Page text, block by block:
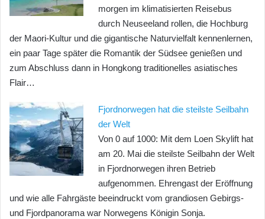
morgen im klimatisierten Reisebus
durch Neuseeland rollen, die Hochburg
der Maori-Kultur und die gigantische Naturvielfalt kennenlernen,
ein paar Tage später die Romantik der Südsee genießen und
zum Abschluss dann in Hongkong traditionelles asiatisches
Flair…
Fjordnorwegen hat die steilste Seilbahn
der Welt
Von 0 auf 1000: Mit dem Loen Skylift hat
am 20. Mai die steilste Seilbahn der Welt
in Fjordnorwegen ihren Betrieb
aufgenommen. Ehrengast der Eröffnung
und wie alle Fahrgäste beeindruckt vom grandiosen Gebirgs-
und Fjordpanorama war Norwegens Königin Sonja.